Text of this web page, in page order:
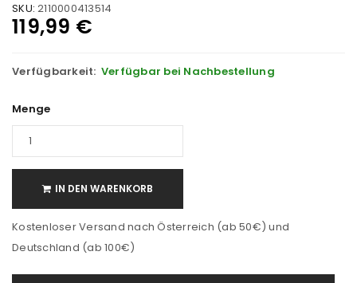
SKU: 2110000413514
119,99 €
Verfügbarkeit: Verfügbar bei Nachbestellung
Menge
IN DEN WARENKORB
Kostenloser Versand nach Österreich (ab 50€) und
Deutschland (ab 100€)